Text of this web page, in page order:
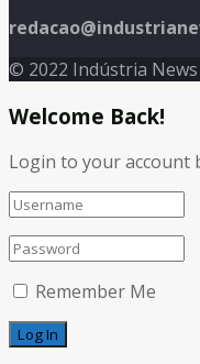
© 2022 Indústria News
Welcome Back!
Login to your account
Remember Me